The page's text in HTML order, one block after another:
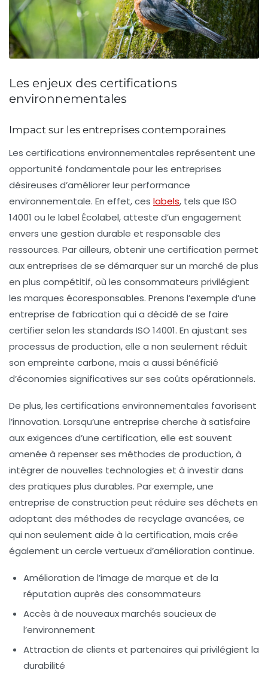
Les enjeux des certifications
environnementales
Impact sur les entreprises contemporaines
Les certifications environnementales représentent une
opportunité fondamentale pour les entreprises
désireuses d’améliorer leurperformance
environnementale. En effet, ces labels, tels que ISO
14001 ou le label Écolabel, atteste d’un engagement
envers une gestion durable et responsable des
ressources. Par ailleurs, obtenir une certification permet
aux entreprises de se démarquer sur un marché de plus
en plus compétitif, où les consommateurs privilégient
les marques écoresponsables. Prenons l’exemple d’une
entreprise de fabrication qui a décidé de se faire
certifier selon les standards ISO 14001. En ajustant ses
processus de production, elle a non seulement réduit
son empreinte carbone, mais a aussi bénéficié
d’économies significatives sur ses coûts opérationnels.
De plus, les certifications environnementales favorisent
l’innovation. Lorsqu’une entreprise cherche à satisfaire
aux exigences d’une certification, elle est souvent
amenée à repenser ses méthodes de production, à
intégrer de nouvelles technologies et à investir dans
des pratiques plus durables. Par exemple, une
entreprise de construction peut réduire ses déchets en
adoptant des méthodes de recyclage avancées, ce
qui non seulement aide à la certification, mais crée
également un cercle vertueux d’amélioration continue.
Amélioration de l’image de marque et de la
réputation auprès des consommateurs
Accès à de nouveaux marchés soucieux de
l’environnement
Attraction de clients et partenaires qui privilégient la
durabilité